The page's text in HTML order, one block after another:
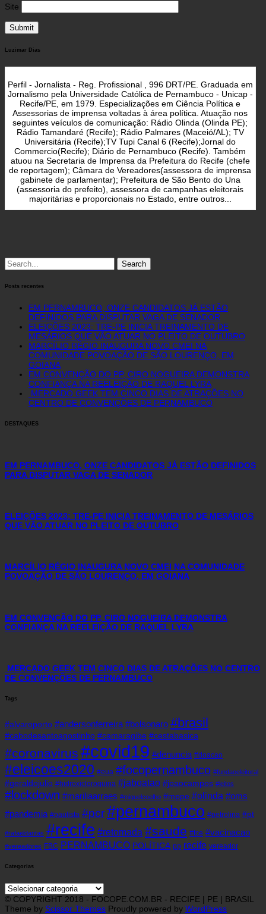
Site
Luzimar Dias
Perfil - Jornalista - Reg. Profissional , 996 DRT/PE. Graduada em
Jornalismo pela Universidade Católica de Pernambuco - Unicap -
Recife/PE, em 1979. Especializações em Ciência Política e
Assessorias de imprensa voltadas à área política. Atuação nos
seguintes veículos de comunicação: Rádio Olinda (Olinda PE);
Rádio Tamandaré (Recife); Rádio Palmares (Maceió/AL); TV
Universitária (Recife);TV Tupi Canal 6 (Recife);Jornal do
Commercio(Recife); Diário de Pernambuco (Recife). Também
atuou na Secretaria de Imprensa da Prefeitura do Recife (chefe
de reportagem); Câmara de Vereadores(assessora de imprensa
gabinete de parlamentar); Prefeitura de São Bento do Una
(assessoria do prefeito), assessora de campanhas eleitorais
majoritárias e proporcionais no Estado, entre outros...
Search
for:
Posts recentes
EM PERNAMBUCO, ONZE CANDIDATOS JÁ ESTÃO
DEFINIDOS PARA DISPUTAR VAGA DE SENADOR
ELEIÇÕES 2023: TRE-PE INICIA TREINAMENTO DE
MESÁRIOS QUE VÃO ATUAR NO PLEITO DE OUTUBRO
MARCÍLIO RÉGIO INAUGURA NOVO CMEI NA
COMUNIDADE POVOAÇÃO DE SÃO LOURENÇO, EM
GOIANA
EM CONVENÇÃO DO PP, CIRO NOGUEIRA DEMONSTRA
CONFIANÇA NA REELEIÇÃO DE RAQUEL LYRA
MERCADO GEEK TEM CINCO DIAS DE ATRAÇÕES NO
CENTRO DE CONVENÇÕES DE PERNAMBUCO
DESTAQUES
EM PERNAMBUCO, ONZE CANDIDATOS JÁ ESTÃO DEFINIDOS
PARA DISPUTAR VAGA DE SENADOR
ELEIÇÕES 2023: TRE-PE INICIA TREINAMENTO DE MESÁRIOS
QUE VÃO ATUAR NO PLEITO DE OUTUBRO
MARCÍLIO RÉGIO INAUGURA NOVO CMEI NA COMUNIDADE
POVOAÇÃO DE SÃO LOURENÇO, EM GOIANA
EM CONVENÇÃO DO PP, CIRO NOGUEIRA DEMONSTRA
CONFIANÇA NA REELEIÇÃO DE RAQUEL LYRA
MERCADO GEEK TEM CINCO DIAS DE ATRAÇÕES NO CENTRO
DE CONVENÇÕES DE PERNAMBUCO
Tags
#alvaroporto #andersonferreira #bolsonaro #brasil
#cabodesantoagostinho #camaragibe #cestabasica
#coronavirus #covid19 #denuncia #doacao
#eleicoes2020 #eua #focopernambuco #fundaoeleitoral
#geraldojulio #hidroxicloroquina #jaboatao #joaocampos #leitos
#lockdown #mariliaarraes #miguelcoelho #mppe #olinda #oms
#pandemia #paulista #pcr#pernambuco #petrolina #pt
#rafaeldantas #recife #retomada #saude #tce #vacinacao
#vereadores FBC PERNAMBUCO POLÍTICA pp recife vereador
Categorias
Categorias
© COPYRIGHT 2018 - FOCOPE.COM.BR - RECIFE | PE | BRASIL
Theme by Scissor Themes Proudly powered by WordPress